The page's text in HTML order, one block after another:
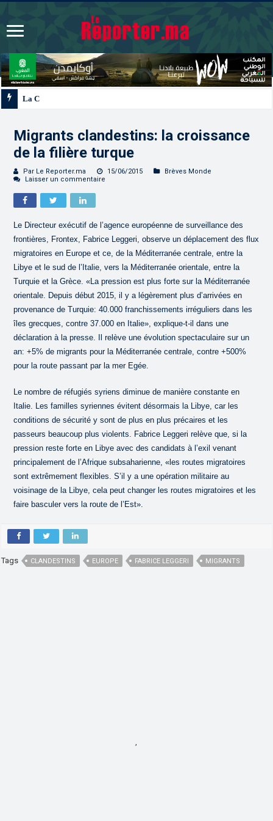
La Colombie annonce un changement de sa position et r
Migrants clandestins: la croissance
de la filière turque
Par Le Reporter.ma 15/06/2015
Brèves Monde
Laisser un commentaire
Le Directeur exécutif de l’agence européenne de surveillance des
frontières, Frontex, Fabrice Leggeri, observe un déplacement des flux
migratoires en Europe et ce, de la Méditerranée centrale, entre la
Libye et le sud de l’Italie, vers la Méditerranée orientale, entre la
Turquie et la Grèce. «La pression est plus forte sur la Méditerranée
orientale. Depuis début 2015, il y a légèrement plus d’arrivées en
provenance de Turquie: 40.000 franchissements irréguliers dans les
îles grecques, contre 37.000 en Italie», explique-t-il dans une
déclaration à la presse. Il relève une évolution spectaculaire sur un
an: +5% de migrants pour la Méditerranée centrale, contre +500%
pour la route passant par la mer Egée.
Le nombre de réfugiés syriens diminue de manière constante en
Italie. Les familles syriennes évitent désormais la Libye, car les
conditions de sécurité y sont de plus en plus précaires et les
passeurs beaucoup plus violents. Fabrice Leggeri relève que, si la
pression reste forte en Libye avec des candidats à l’exil venant
principalement de l’Afrique subsaharienne, «les routes migratoires
sont extrêmement flexibles. S’il y a une opération militaire au
voisinage de la Libye, cela peut changer les routes migratoires et les
faire basculer vers la route de l’Est».
Tags CLANDESTINS EUROPE FABRICE LEGGERI MIGRANTS
,